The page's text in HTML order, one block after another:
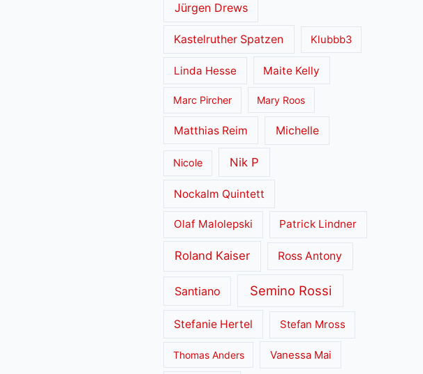
Jürgen Drews
Kastelruther Spatzen Klubbb3
Linda Hesse Maite Kelly
Marc Pircher Mary Roos
Matthias Reim Michelle
Nicole Nik P
Nockalm Quintett
Olaf Malolepski Patrick Lindner
Roland Kaiser Ross Antony
Santiano Semino Rossi
Stefanie Hertel Stefan Mross
Thomas Anders Vanessa Mai